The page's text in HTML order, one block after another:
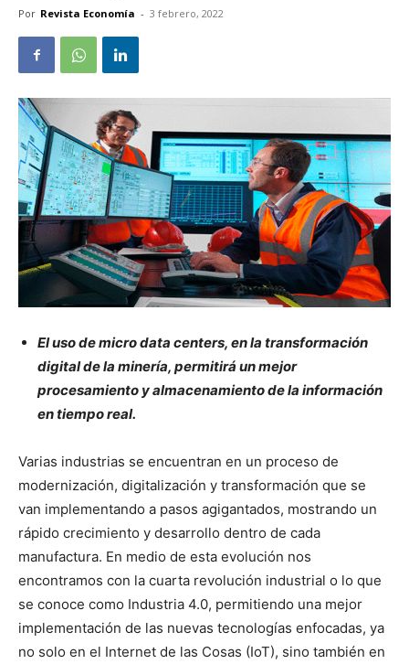
Por Revista Economía - 3 febrero, 2022
El uso de micro data centers, en la transformación
digital de la minería, permitirá un mejor
procesamiento y almacenamiento de la información
en tiempo real.
Varias industrias se encuentran en un proceso de
modernización, digitalización y transformación que se
van implementando a pasos agigantados, mostrando un
rápido crecimiento y desarrollo dentro de cada
manufactura. En medio de esta evolución nos
encontramos con la cuarta revolución industrial o lo que
se conoce como Industria 4.0, permitiendo una mejor
implementación de las nuevas tecnologías enfocadas, ya
no solo en el Internet de las Cosas (IoT), sino también en